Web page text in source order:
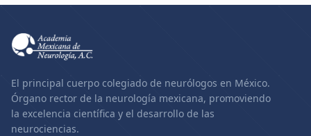
El principal cuerpo colegiado de neurólogos en México.
Órgano rector de la neurología mexicana, promoviendo
la excelencia científica y el desarrollo de las
neurociencias.